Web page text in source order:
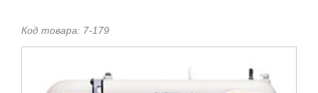
Код товара: 7-179